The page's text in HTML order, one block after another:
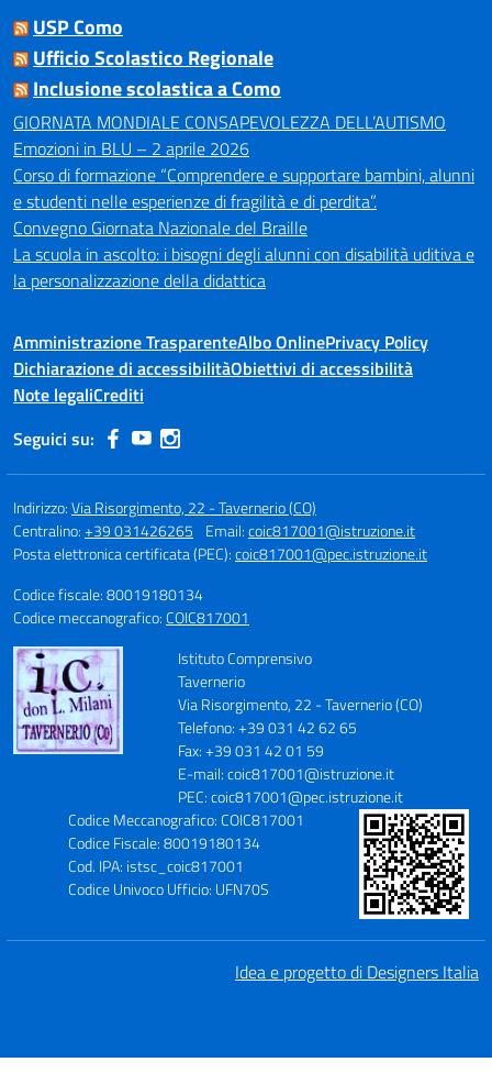
USP Como
Ufficio Scolastico Regionale
Inclusione scolastica a Como
GIORNATA MONDIALE CONSAPEVOLEZZA DELL’AUTISMO
Emozioni in BLU – 2 aprile 2026
Corso di formazione “Comprendere e supportare bambini, alunni
e studenti nelle esperienze di fragilità e di perdita”.
Convegno Giornata Nazionale del Braille
La scuola in ascolto: i bisogni degli alunni con disabilità uditiva e
la personalizzazione della didattica
Amministrazione TrasparenteAlbo OnlinePrivacy Policy
Dichiarazione di accessibilitàObiettivi di accessibilità
Note legaliCrediti
Seguici su:
Indirizzo:Via Risorgimento, 22 - Tavernerio (CO)
Centralino:+39 031426265 Email:coic817001@istruzione.it
Posta elettronica certificata (PEC):coic817001@pec.istruzione.it
Codice fiscale: 80019180134
Codice meccanografico:COIC817001
Istituto Comprensivo
Tavernerio
Via Risorgimento, 22 - Tavernerio (CO)
Telefono: +39 031 42 62 65
Fax: +39 031 42 01 59
E-mail: coic817001@istruzione.it
PEC: coic817001@pec.istruzione.it
Codice Meccanografico: COIC817001
Codice Fiscale: 80019180134
Cod. IPA: istsc_coic817001
Codice Univoco Ufficio: UFN70S
Idea e progetto di Designers Italia